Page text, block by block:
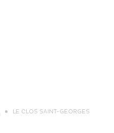
LE CLOS SAINT-GEORGES